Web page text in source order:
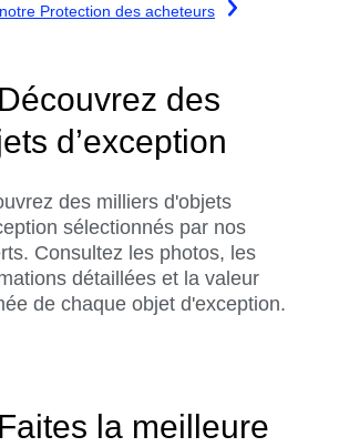
Protection des acheteurs
Découvrez des
d’exception
des milliers d'objets
sélectionnés par nos
Consultez les photos, les
détaillées et la valeur
de chaque objet d'exception.
Faites la meilleure